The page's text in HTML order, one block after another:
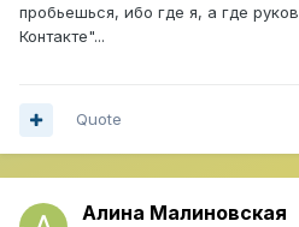
пробьешься, ибо где я, а где
Контакте"...
Quote
Алина Малиновская